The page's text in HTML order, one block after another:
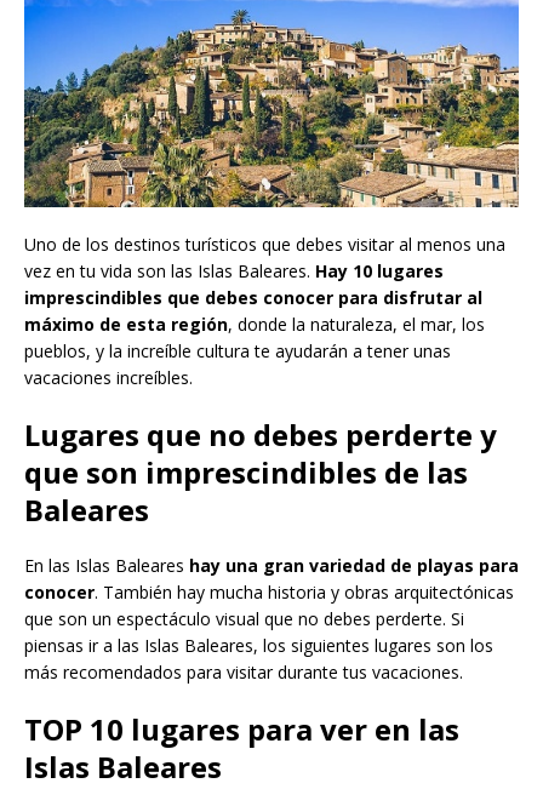
Uno de los destinos turísticos que debes visitar al menos una
vez en tu vida son las Islas Baleares. Hay 10 lugares
imprescindibles que debes conocer para disfrutar al
máximo de esta región, donde la naturaleza, el mar, los
pueblos, y la increíble cultura te ayudarán a tener unas
vacaciones increíbles.
Lugares que no debes perderte y
que son imprescindibles de las
Baleares
En las Islas Baleares hay una gran variedad de playas para
conocer. También hay mucha historia y obras arquitectónicas
que son un espectáculo visual que no debes perderte. Si
piensas ir a las Islas Baleares, los siguientes lugares son los
más recomendados para visitar durante tus vacaciones.
TOP 10 lugares para ver en las
Islas Baleares